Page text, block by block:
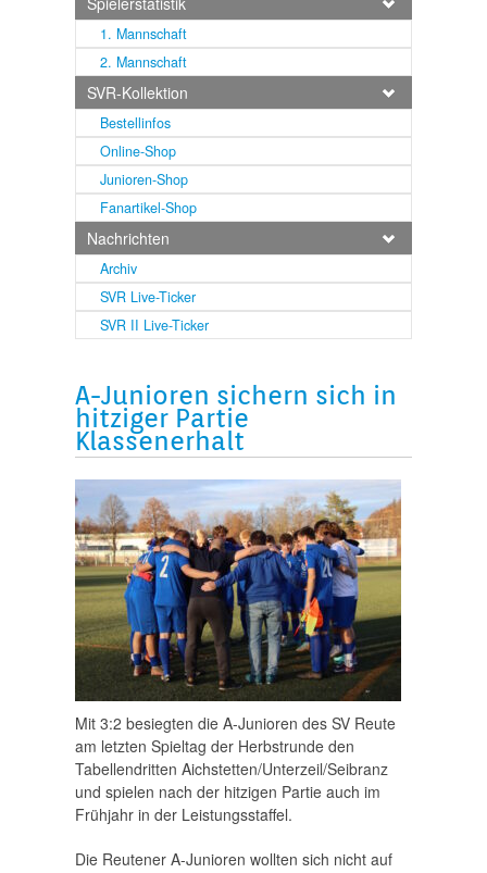
1. Mannschaft
2. Mannschaft
SVR-Kollektion
Bestellinfos
Online-Shop
Junioren-Shop
Fanartikel-Shop
Nachrichten
Archiv
SVR Live-Ticker
SVR II Live-Ticker
A-Junioren sichern sich in
hitziger Partie
Klassenerhalt
Mit 3:2 besiegten die A-Junioren des SV Reute
am letzten Spieltag der Herbstrunde den
Tabellendritten Aichstetten/Unterzeil/Seibranz
und spielen nach der hitzigen Partie auch im
Frühjahr in der Leistungsstaffel.
Die Reutener A-Junioren wollten sich nicht auf